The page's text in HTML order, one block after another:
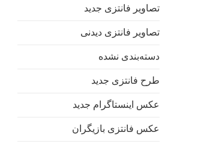
تصاویر فانتزی جدید
تصاویر فانتزی دیدنی
دسته‌بندی نشده
طرح فانتزی جدید
عکس اینستاگرام جدید
عکس فانتزی بازیگران